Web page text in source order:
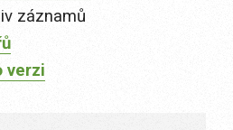
záznamů
verzi